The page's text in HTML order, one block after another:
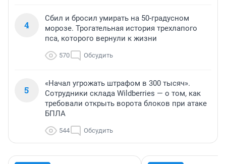
4
Сбил и бросил умирать на 50-градусном
морозе. Трогательная история трехлапого
пса, которого вернули к жизни
570 Обсудить
5
«Начал угрожать штрафом в 300 тысяч».
Сотрудники склада Wildberries — о том, как
требовали открыть ворота блоков при атаке
БПЛА
544 Обсудить